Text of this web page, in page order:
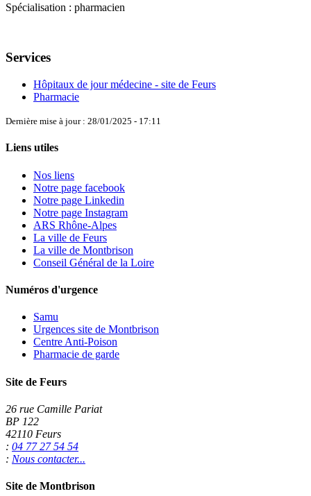
Spécialisation : pharmacien
Services
Hôpitaux de jour médecine - site de Feurs
Pharmacie
Dernière mise à jour : 28/01/2025 - 17:11
Liens utiles
Nos liens
Notre page facebook
Notre page Linkedin
Notre page Instagram
ARS Rhône-Alpes
La ville de Feurs
La ville de Montbrison
Conseil Général de la Loire
Numéros d'urgence
Samu
Urgences site de Montbrison
Centre Anti-Poison
Pharmacie de garde
Site de Feurs
26 rue Camille Pariat
BP 122
42110 Feurs
: 04 77 27 54 54
: Nous contacter...
Site de Montbrison